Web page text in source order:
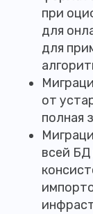
при
для
для
от
полная
всей БД